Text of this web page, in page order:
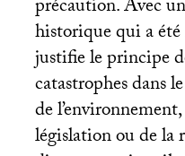
précaution. Avec
historique qui a
justifie le principe
catastrophes dans
de
législation ou de la